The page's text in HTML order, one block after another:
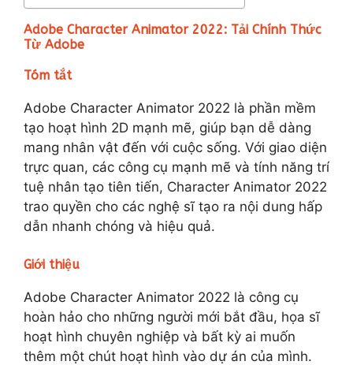
Adobe Character Animator 2022: Tải Chính Thức
Từ Adobe
Tóm tắt
Adobe Character Animator 2022 là phần mềm
tạo hoạt hình 2D mạnh mẽ, giúp bạn dễ dàng
mang nhân vật đến với cuộc sống. Với giao diện
trực quan, các công cụ mạnh mẽ và tính năng trí
tuệ nhân tạo tiên tiến, Character Animator 2022
trao quyền cho các nghệ sĩ tạo ra nội dung hấp
dẫn nhanh chóng và hiệu quả.
Giới thiệu
Adobe Character Animator 2022 là công cụ
hoàn hảo cho những người mới bắt đầu, họa sĩ
hoạt hình chuyên nghiệp và bất kỳ ai muốn
thêm một chút hoạt hình vào dự án của mình.